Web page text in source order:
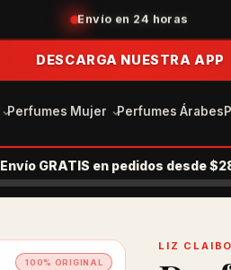
+30 años en el mercado
DESCARGA NUESTRA APP
Perfumes Mujer Perfumes Árabes
Envío GRATIS en pedidos desde
100% ORIGINAL
LIZ